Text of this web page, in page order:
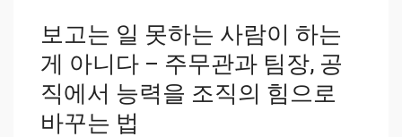
보고는 일 못하는 사람이 하는
게 아니다 – 주무관과 팀장, 공
직에서 능력을 조직의 힘으로
바꾸는 법